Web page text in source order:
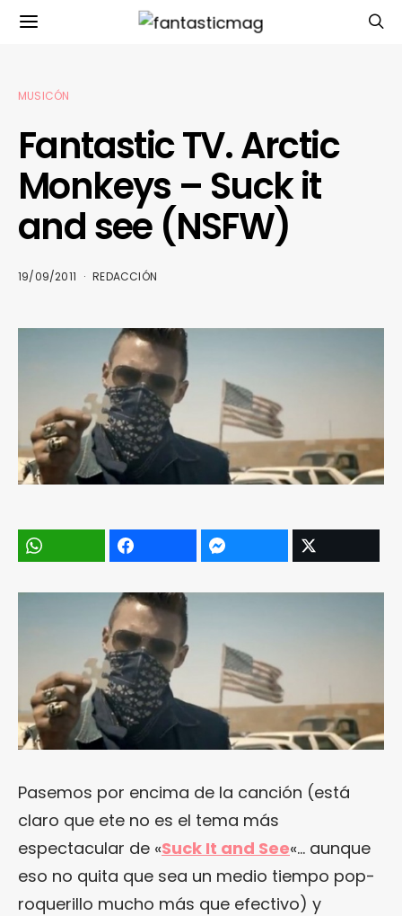
MUSICÓN
Fantastic TV. Arctic
Monkeys – Suck it
and see (NSFW)
19/09/2011 REDACCIÓN
Pasemos por encima de la canción (está
claro que ete no es el tema más
espectacular de «Suck It and See«… aunque
eso no quita que sea un medio tiempo pop-
roquerillo mucho más que efectivo) y